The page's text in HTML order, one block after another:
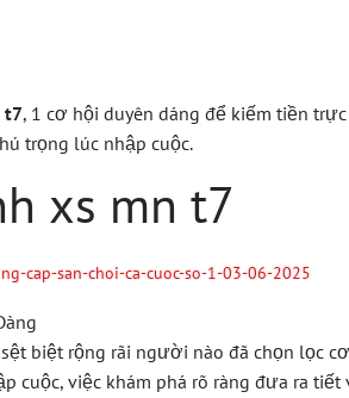
t7, 1 cơ hội duyên dáng để kiếm tiền trực
trọng lúc nhập cuộc.
xs mn t7
cap-san-choi-ca-cuoc-so-1-03-06-2025
biệt rộng rãi người nào đã chọn lọc cơ
cuộc, việc khám phá rõ ràng đưa ra tiết